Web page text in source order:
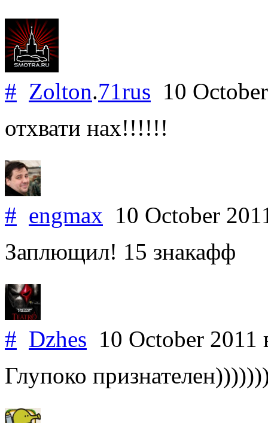
# Zolton.71rus 10
отхвати нах!!!!!!
# engmax 10 October
Заплющил! 15 знакафф
# Dzhes 10 October 2011
Глупоко